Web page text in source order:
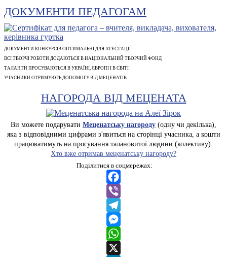
ДОКУМЕНТИ ПЕДАГОГАМ
ДОКУМЕНТИ КОНКУРСІВ ОПТИМАЛЬНІ ДЛЯ АТЕСТАЦІЇ
ВСІ ТВОРЧІ РОБОТИ ДОДАЮТЬСЯ В НАЦІОНАЛЬНИЙ ТВОРЧИЙ ФОНД
ТАЛАНТИ ПРОСУВАЮТЬСЯ В УКРАЇНІ, ЄВРОПІ І В СВІТІ
УЧАСНИКИ ОТРИМУЮТЬ ДОПОМОГУ ВІД МЕЦЕНАТІВ
НАГОРОДА ВІД МЕЦЕНАТА
Ви можете подарувати Меценатську нагороду (одну чи декілька),
яка з відповідними цифрами з'явиться на сторінці учасника, а кошти
працюватимуть на просування талановитої людини (колективу).
Хто вже отримав меценатську нагороду?
Поділитися в соцмережах:
Facebook
Viber
Telegram
Messenger
WhatsApp